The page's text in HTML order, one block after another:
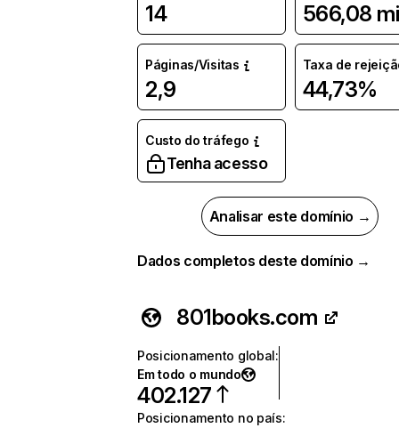
14 566,08
Páginas/Visitas
2,9
Taxa de
44,73%
Custo do tráfego
Tenha acesso
Analisar este domínio →
Dados completos deste domínio →
801books.com
Posicionamento global:
Em todo o mundo
402.127
Posicionamento no país: